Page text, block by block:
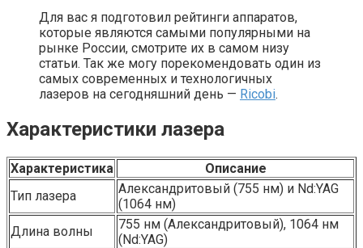
Для вас я подготовил рейтинги аппаратов,
которые являются самыми популярными на
рынке России, смотрите их в самом низу
статьи. Так же могу порекомендовать один из
самых современных и технологичных
лазеров на сегодняшний день — Ricobi.
Характеристики лазера
Характеристика
Описание
Тип лазера
Александритовый (755 нм) и Nd:YAG
(1064 нм)
Длина волны
755 нм (Александритовый), 1064 нм
(Nd:YAG)